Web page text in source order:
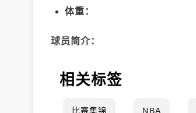
体重：
球员简介：
相关标签
比赛集锦 NBA